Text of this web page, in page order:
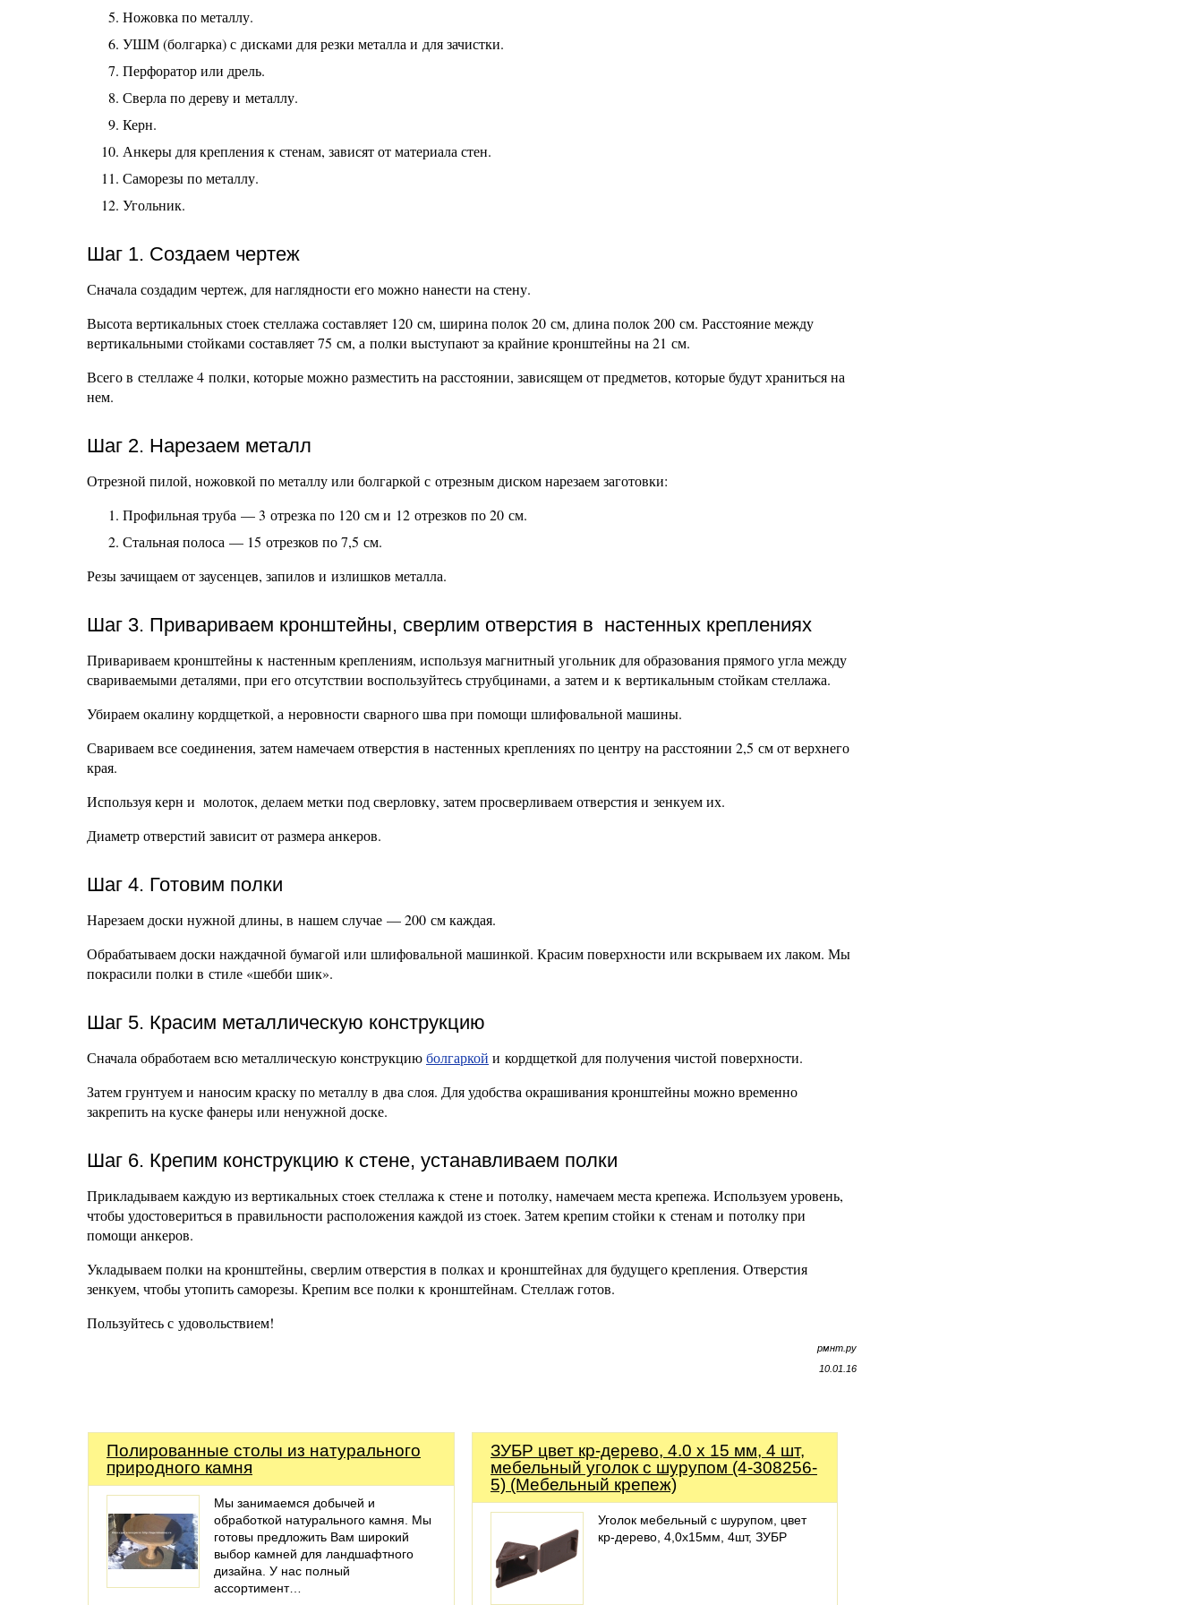
Ножовка по металлу.
УШМ (болгарка) с дисками для резки металла и для зачистки.
Перфоратор или дрель.
Сверла по дереву и металлу.
Керн.
Анкеры для крепления к стенам, зависят от материала стен.
Саморезы по металлу.
Угольник.
Шаг 1. Создаем чертеж
Сначала создадим чертеж, для наглядности его можно нанести на стену.
Высота вертикальных стоек стеллажа составляет 120 см, ширина полок 20 см, длина полок 200 см. Расстояние между
вертикальными стойками составляет 75 см, а полки выступают за крайние кронштейны на 21 см.
Всего в стеллаже 4 полки, которые можно разместить на расстоянии, зависящем от предметов, которые будут храниться на
нем.
Шаг 2. Нарезаем металл
Отрезной пилой, ножовкой по металлу или болгаркой с отрезным диском нарезаем заготовки:
Профильная труба — 3 отрезка по 120 см и 12 отрезков по 20 см.
Стальная полоса — 15 отрезков по 7,5 см.
Резы зачищаем от заусенцев, запилов и излишков металла.
Шаг 3. Привариваем кронштейны, сверлим отверстия в настенных креплениях
Привариваем кронштейны к настенным креплениям, используя магнитный угольник для образования прямого угла между
свариваемыми деталями, при его отсутствии воспользуйтесь струбцинами, а затем и к вертикальным стойкам стеллажа.
Убираем окалину кордщеткой, а неровности сварного шва при помощи шлифовальной машины.
Свариваем все соединения, затем намечаем отверстия в настенных креплениях по центру на расстоянии 2,5 см от верхнего
края.
Используя керн и молоток, делаем метки под сверловку, затем просверливаем отверстия и зенкуем их.
Диаметр отверстий зависит от размера анкеров.
Шаг 4. Готовим полки
Нарезаем доски нужной длины, в нашем случае — 200 см каждая.
Обрабатываем доски наждачной бумагой или шлифовальной машинкой. Красим поверхности или вскрываем их лаком. Мы
покрасили полки в стиле «шебби шик».
Шаг 5. Красим металлическую конструкцию
Сначала обработаем всю металлическую конструкциюболгаркой и кордщеткой для получения чистой поверхности.
Затем грунтуем и наносим краску по металлу в два слоя. Для удобства окрашивания кронштейны можно временно
закрепить на куске фанеры или ненужной доске.
Шаг 6. Крепим конструкцию к стене, устанавливаем полки
Прикладываем каждую из вертикальных стоек стеллажа к стене и потолку, намечаем места крепежа. Используем уровень,
чтобы удостовериться в правильности расположения каждой из стоек. Затем крепим стойки к стенам и потолку при
помощи анкеров.
Укладываем полки на кронштейны, сверлим отверстия в полках и кронштейнах для будущего крепления. Отверстия
зенкуем, чтобы утопить саморезы. Крепим все полки к кронштейнам. Стеллаж готов.
Пользуйтесь с удовольствием!
рмнт.ру
10.01.16
Полированные столы из натурального
природного камня
Мы занимаемся добычей и
обработкой натурального камня. Мы
готовы предложить Вам широкий
выбор камней для ландшафтного
дизайна. У нас полный
ассортимент…
ЗУБР цвет кр-дерево, 4.0 x 15 мм, 4 шт,
мебельный уголок с шурупом (4-308256-
5) (Мебельный крепеж)
Уголок мебельный с шурупом, цвет
кр-дерево, 4,0x15мм, 4шт, ЗУБР